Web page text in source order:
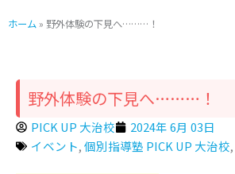
ホーム » 野外体験の下見へ………！
野外体験の下見へ………！
PICK UP 大治校
2024年 6月 03日
イベント,個別指導塾 PICK UP 大治校,